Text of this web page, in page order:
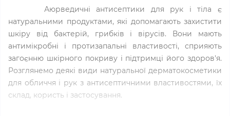
Аюрведичні антисептики для рук і тіла є
натуральними продуктами, які допомагають захистити
шкіру від бактерій, грибків і вірусів. Вони мають
антимікробні і протизапальні властивості, сприяють
загоєнню шкірного покриву і підтримці його здоров'я.
Розглянемо деякі види натуральної дерматокосметики
для обличчя і рук з антисептичними властивостями, їх
склад, користь і застосування.